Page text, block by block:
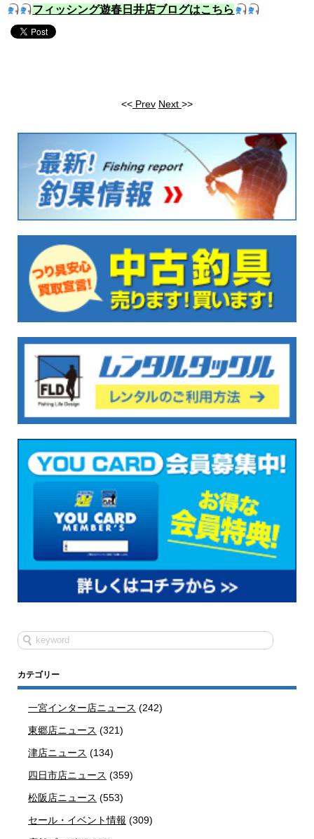
フィッシング遊春日井店ブログはこちら
<< Prev Next >>
カテゴリー
一宮インター店ニュース (242)
東郷店ニュース (321)
津店ニュース (134)
四日市店ニュース (359)
松阪店ニュース (553)
セール・イベント情報 (309)